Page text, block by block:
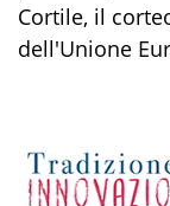
Cortile, il
dell'Unione